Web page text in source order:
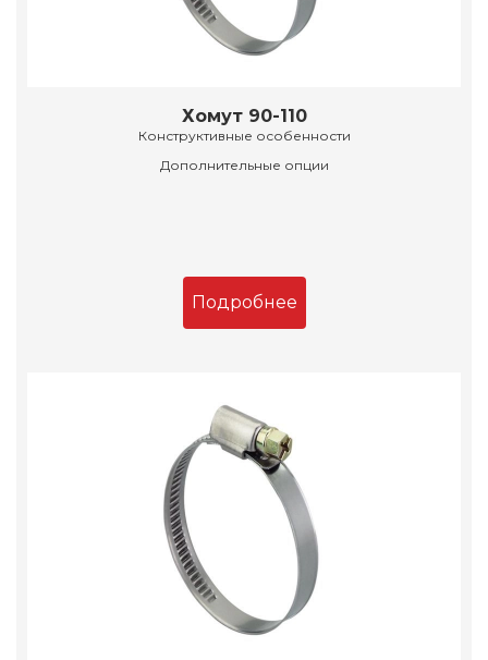
Хомут 90-110
Конструктивные особенности
Дополнительные опции
Подробнее